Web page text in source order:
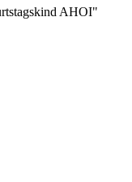
AHOI"